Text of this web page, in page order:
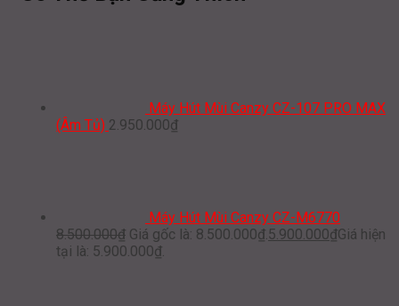
Máy Hút Mùi Canzy CZ-107 PRO MAX
(Âm Tủ) 2.950.000₫
Máy Hút Mùi Canzy CZ-M6770
8.500.000₫ Giá gốc là: 8.500.000₫.5.900.000₫Giá hiện
tại là: 5.900.000₫.